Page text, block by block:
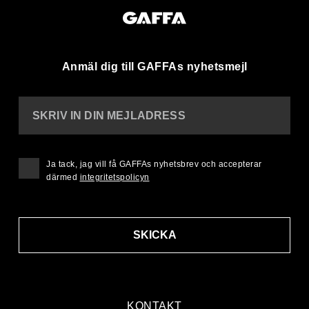
Anmäl dig till GAFFAs nyhetsmejl
KONTAKT
SKRIV IN DIN MEJLADRESS
SKICKA
Ja tack, jag vill få GAFFAs nyhetsbrev och accepterar
därmed integritetspolicyn